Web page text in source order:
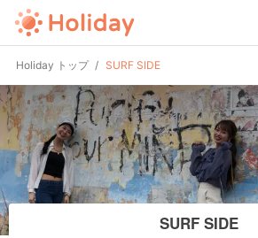
Holiday トップ SURF SIDE
SURF SIDE